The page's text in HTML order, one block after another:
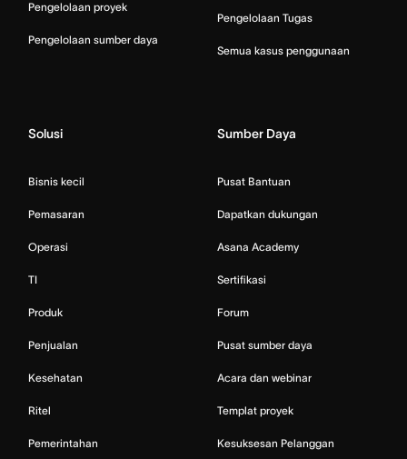
Pengelolaan proyek
Pengelolaan sumber daya
Pengelolaan Tugas
Semua kasus penggunaan
Solusi
Bisnis kecil
Pemasaran
Operasi
TI
Produk
Penjualan
Kesehatan
Ritel
Pemerintahan
Sumber Daya
Pusat Bantuan
Dapatkan dukungan
Asana Academy
Sertifikasi
Forum
Pusat sumber daya
Acara dan webinar
Templat proyek
Kesuksesan Pelanggan